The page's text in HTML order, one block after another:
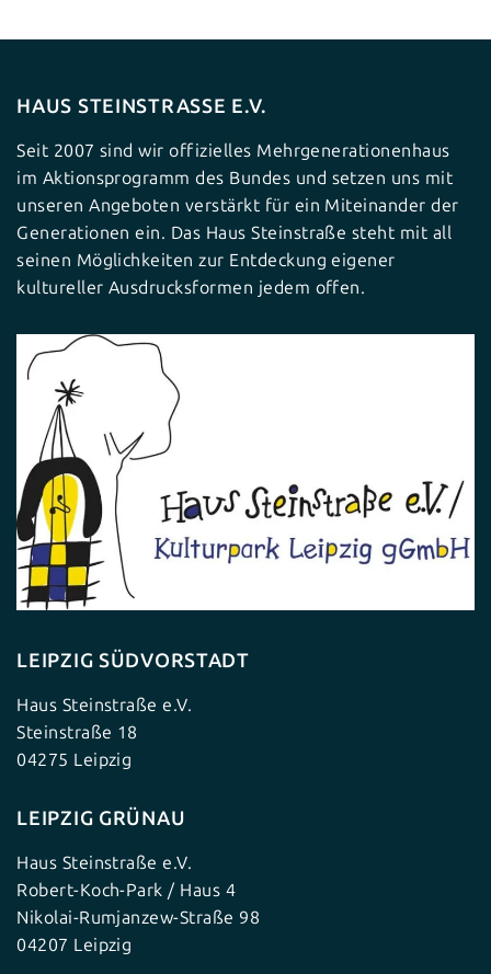
HAUS STEINSTRASSE E.V.
Seit 2007 sind wir offizielles Mehrgenerationenhaus
im Aktionsprogramm des Bundes und setzen uns mit
unseren Angeboten verstärkt für ein Miteinander der
Generationen ein. Das Haus Steinstraße steht mit all
seinen Möglichkeiten zur Entdeckung eigener
kultureller Ausdrucksformen jedem offen.
LEIPZIG SÜDVORSTADT
Haus Steinstraße e.V.
Steinstraße 18
04275 Leipzig
LEIPZIG GRÜNAU
Haus Steinstraße e.V.
Robert-Koch-Park / Haus 4
Nikolai-Rumjanzew-Straße 98
04207 Leipzig